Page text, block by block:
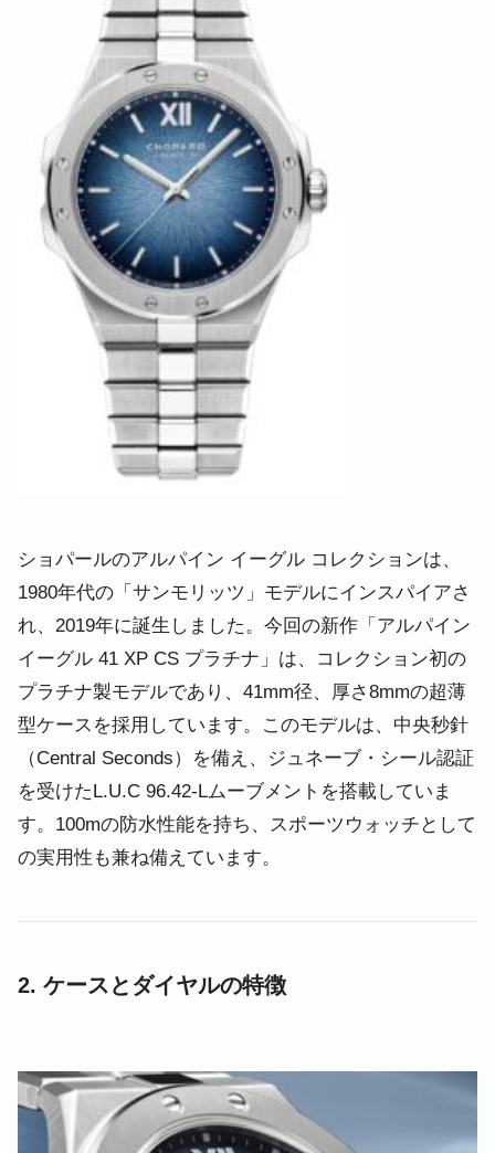
ショパールのアルパイン イーグル コレクションは、
1980年代の「サンモリッツ」モデルにインスパイアさ
れ、2019年に誕生しました。今回の新作「アルパイン
イーグル 41 XP CS プラチナ」は、コレクション初の
プラチナ製モデルであり、41mm径、厚さ8mmの超薄
型ケースを採用しています。このモデルは、中央秒針
（Central Seconds）を備え、ジュネーブ・シール認証
を受けたL.U.C 96.42-Lムーブメントを搭載していま
す。100mの防水性能を持ち、スポーツウォッチとして
の実用性も兼ね備えています。
2. ケースとダイヤルの特徴